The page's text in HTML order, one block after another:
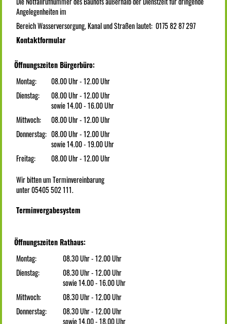
Angelegenheiten im
Bereich Wasserversorgung, Kanal und Straßen lautet: 0175 82 87 297
Kontaktformular
Öffnungszeiten Bürgerbüro:
Montag:
08.00 Uhr - 12.00 Uhr
Dienstag:
08.00 Uhr - 12.00 Uhr
sowie 14.00 - 16.00 Uhr
Mittwoch:
08.00 Uhr - 12.00 Uhr
Donnerstag: 08.00 Uhr - 12.00 Uhr
sowie 14.00 - 19.00 Uhr
Freitag:
08.00 Uhr - 12.00 Uhr
Wir bitten um Terminvereinbarung
unter 05405 502 111.
Terminvergabesystem
Öffnungszeiten Rathaus:
Montag:
08.30 Uhr - 12.00 Uhr
Dienstag:
08.30 Uhr - 12.00 Uhr
sowie 14.00 - 16.00 Uhr
Mittwoch:
08.30 Uhr - 12.00 Uhr
Donnerstag:
08.30 Uhr - 12.00 Uhr
sowie 14.00 - 18.00 Uhr